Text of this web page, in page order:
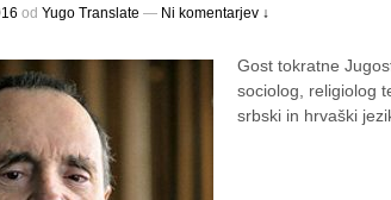
оd Yugo Translate — Ni komentarjev ↓
Gost tokratne
sociolog, religiolog
srbski in hrvaški